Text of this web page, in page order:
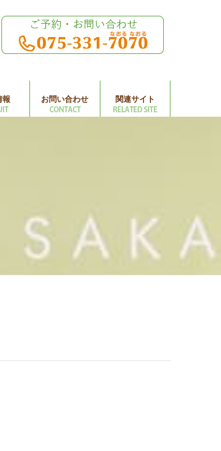
報 お問い合わせ 関連サイト